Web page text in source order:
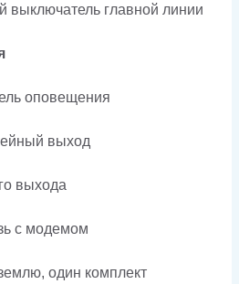
выключатель главной линии
оповещения
выход
выхода
с модемом
один комплект